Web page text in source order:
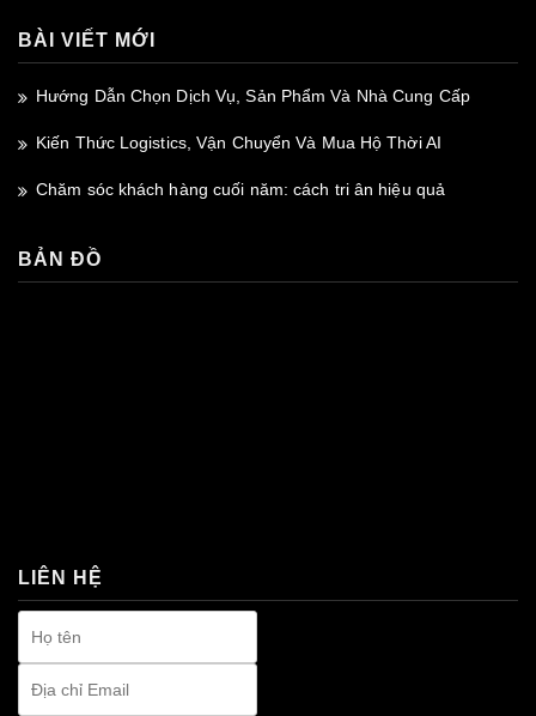
BÀI VIẾT MỚI
Hướng Dẫn Chọn Dịch Vụ, Sản Phẩm Và Nhà Cung Cấp
Kiến Thức Logistics, Vận Chuyển Và Mua Hộ Thời AI
Chăm sóc khách hàng cuối năm: cách tri ân hiệu quả
BẢN ĐỒ
LIÊN HỆ